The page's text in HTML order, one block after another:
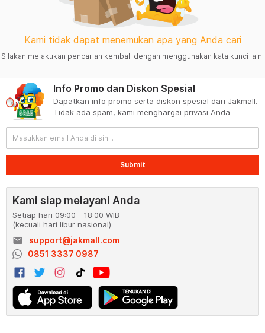
Kami tidak dapat menemukan apa yang Anda cari
Silakan melakukan pencarian kembali dengan menggunakan kata kunci lain.
Info Promo dan Diskon Spesial
Dapatkan info promo serta diskon spesial dari Jakmall.
Tidak ada spam, kami menghargai privasi Anda
Submit
Kami siap melayani Anda
Setiap hari 09:00 - 18:00 WIB
(kecuali hari libur nasional)
email
support@jakmall.com
0851 3337 0987